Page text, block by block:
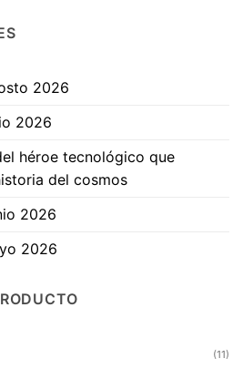
2026
2026
héroe tecnológico que
del cosmos
2026
2026
(11)